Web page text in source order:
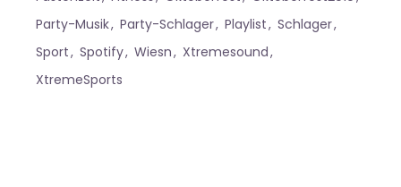
Party-Musik
Party-Schlager Playlist
Schlager
Sport
Spotify Wiesn
Xtremesound
XtremeSports